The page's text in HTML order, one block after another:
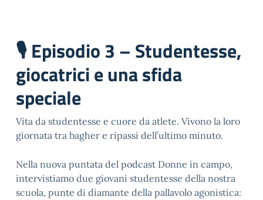
🎙️ Episodio 3 – Studentesse,
giocatrici e una sfida
speciale
Vita da studentesse e cuore da atlete. Vivono la loro
giornata tra bagher e ripassi dell’ultimo minuto.
Nella nuova puntata del podcast Donne in campo,
intervistiamo due giovani studentesse della nostra
scuola, punte di diamante della pallavolo agonistica: